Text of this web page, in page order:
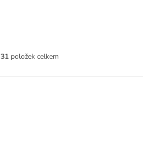
O
l
31položek celkem